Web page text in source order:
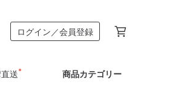
ログイン／会員登録
送 商品カテゴリー